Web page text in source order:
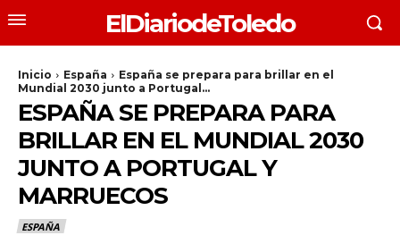
ElDiariodeToledo
Inicio España
España se prepara para brillar en el
Mundial 2030 junto a Portugal...
ESPAÑA SE PREPARA PARA
BRILLAR EN EL MUNDIAL 2030
JUNTO A PORTUGAL Y
MARRUECOS
ESPAÑA